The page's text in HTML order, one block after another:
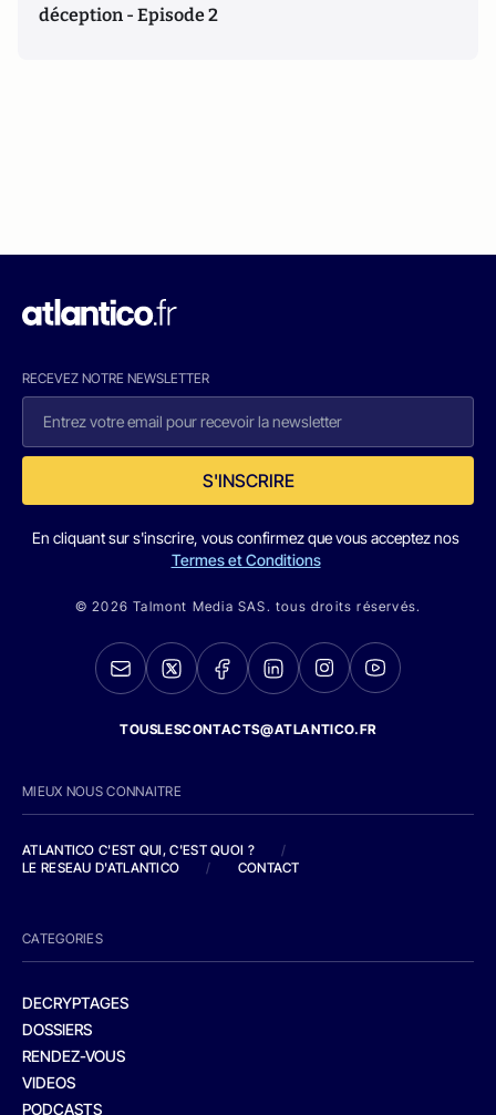
déception - Episode 2
RECEVEZ NOTRE NEWSLETTER
S'INSCRIRE
En cliquant sur s'inscrire, vous confirmez que vous acceptez nos
Termes et Conditions
© 2026 Talmont Media SAS. tous droits réservés.
TOUSLESCONTACTS@ATLANTICO.FR
MIEUX NOUS CONNAITRE
ATLANTICO C'EST QUI, C'EST QUOI ?
/
LE RESEAU D'ATLANTICO
/ CONTACT
CATEGORIES
DECRYPTAGES
DOSSIERS
RENDEZ-VOUS
VIDEOS
PODCASTS